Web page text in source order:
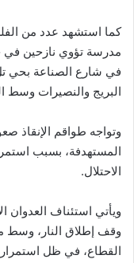
كما استشهد عدد من
مدرسة تؤوي نازحين في
في شارع الصناعة بحي
البريج والنصيرات وسط
وتواجه طواقم الإنقاذ
المستهدفة، بسبب
الاحتلال.
ويأتي استئناف
وقف إطلاق النار، وسط
القطاع، في ظل استمرار